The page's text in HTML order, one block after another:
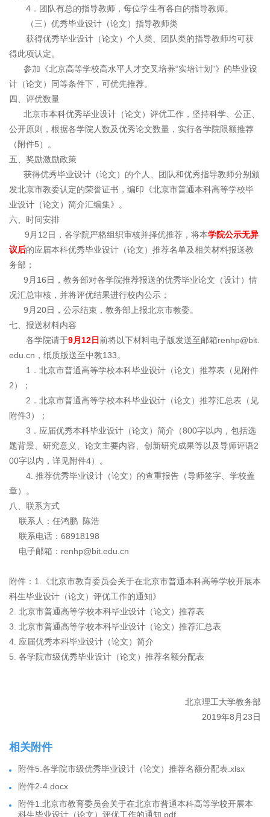
4．团队有总的指导教师，每位学生有各自的指导教师。
（三）优秀毕业设计（论文）指导教师类
获得优秀毕业设计（论文）个人类、团队类的指导教师均可获
得此项认定。
参加《北京高等学校高水平人才交叉培养“实培计划”》的毕业设
计（论文）同等条件下，可优先推荐。
四、评优数量
北京市本科优秀毕业设计（论文）评优工作，坚持科学、公正、
公开原则，根据各学院人数及优秀论文数量，实行各学院限额推荐
（附件5）。
五、奖励激励政策
获得优秀毕业设计（论文）的个人、团队和优秀指导教师分别颁
发北京市教委认定的荣誉证书，编印《北京市普通本科高等学校毕
业设计（论文）简介汇编集》。
六、时间安排
9月12日，各学院严格组织审核并择优推荐，将本学院公示无异
议后的应届本科优秀毕业设计（论文）推荐名单及相关材料报送教
务部；
9月16日，教务部对各学院推荐报送的优秀毕业论文（设计）情
况汇总审核，并将评优结果进行校内公示；
9月20日，公示结束，教务部上报北京市教委。
七、报送材料内容
各学院请于9月12日前将以下材料电子版发送至邮箱renhp@bit.
edu.cn，纸质版送至中教133。
1．北京市普通高等学校本科毕业设计（论文）推荐表（见附件
2）；
2．北京市普通高等学校本科毕业设计（论文）推荐汇总表（见
附件3）；
3．应届优秀本科毕业设计（论文）简介（800字以内，包括选
题背景、研究意义、论文主要内容、创新研究成果等以及导师评语2
00字以内，详见附件4）。
4. 推荐优秀毕业设计（论文）的查重报告（导师签字、学校盖
章）。
八、联系方式
联系人：任鸿鹏 陈浩
联系电话：68918198
电子邮箱：renhp@bit.edu.cn
附件：1.《北京市教育委员会关于在北京市普通本科高等学校开展本
科生毕业设计（论文）评优工作的通知》
2. 北京市普通高等学校本科毕业设计（论文）推荐表
3. 北京市普通高等学校本科毕业设计（论文）推荐汇总表
4. 应届优秀本科毕业设计（论文）简介
5. 各学院市级优秀毕业设计（论文）推荐名额分配表
北京理工大学教务部
2019年8月 23日
相关附件
附件5.各学院市级优秀毕业设计（论文）推荐名额分配表.xlsx
附件2-4.docx
附件1.北京市教育委员会关于在北京市普通本科高等学校开展本
科生毕业设计（论文）评优工作的通知.pdf